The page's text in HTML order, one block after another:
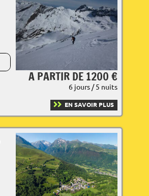
A PARTIR DE 1200 €
6 jours / 5 nuits
EN SAVOIR PLUS